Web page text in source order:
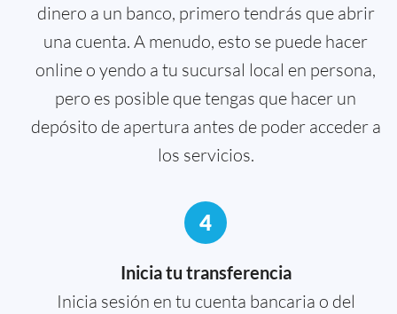
dinero a un banco, primero tendrás que abrir
una cuenta. A menudo, esto se puede hacer
online o yendo a tu sucursal local en persona,
pero es posible que tengas que hacer un
depósito de apertura antes de poder acceder a
los servicios.
4
Inicia tu transferencia
Inicia sesión en tu cuenta bancaria o del